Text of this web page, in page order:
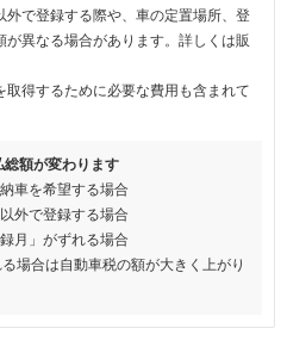
で登録する際や、車の定置場所、登
異なる場合があります。詳しくは販
得するために必要な費用も含まれて
総額が変わります
車を希望する場合
外で登録する場合
月」がずれる場合
場合は自動車税の額が大きく上がり